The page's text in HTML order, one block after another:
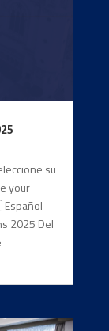
su
your
2025 Del